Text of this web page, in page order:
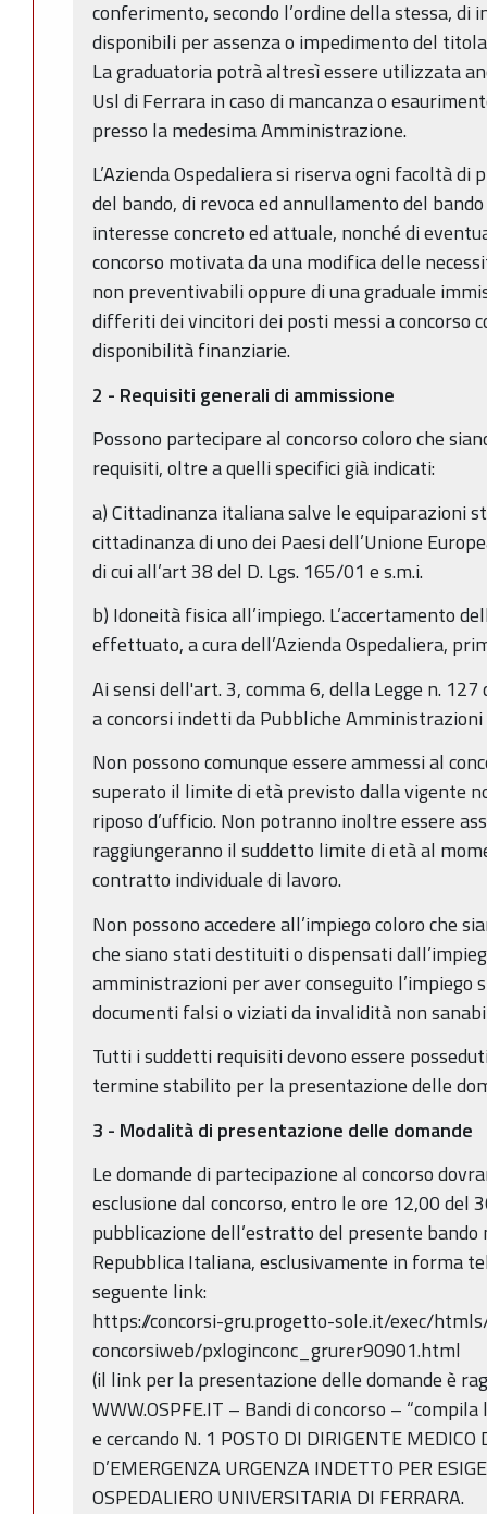
conferimento, secondo l’ordine della stessa, di
disponibili per assenza o impedimento del
La graduatoria potrà altresì essere utilizzata
Usl di Ferrara in caso di mancanza o
presso la medesima Amministrazione.
L’Azienda Ospedaliera si riserva ogni facoltà
del bando, di revoca ed annullamento del
interesse concreto ed attuale, nonché di
concorso motivata da una modifica delle
non preventivabili oppure di una graduale
differiti dei vincitori dei posti messi a concorso
disponibilità finanziarie.
2 - Requisiti generali di ammissione
Possono partecipare al concorso coloro che
requisiti, oltre a quelli specifici già indicati:
a) Cittadinanza italiana salve le equiparazioni
cittadinanza di uno dei Paesi dell’Unione
di cui all’art 38 del D. Lgs. 165/01 e s.m.i.
b) Idoneità fisica all’impiego. L’accertamento
effettuato, a cura dell’Azienda Ospedaliera,
Ai sensi dell'art. 3, comma 6, della Legge n.
a concorsi indetti da Pubbliche
Non possono comunque essere ammessi al
superato il limite di età previsto dalla vigente
riposo d’ufficio. Non potranno inoltre essere
raggiungeranno il suddetto limite di età al
contratto individuale di lavoro.
Non possono accedere all’impiego coloro che
che siano stati destituiti o dispensati
amministrazioni per aver conseguito l’impiego
documenti falsi o viziati da invalidità non
Tutti i suddetti requisiti devono essere
termine stabilito per la presentazione delle
3 - Modalità di presentazione delle domande
Le domande di partecipazione al concorso
esclusione dal concorso, entro le ore 12,00 del
pubblicazione dell’estratto del presente
Repubblica Italiana, esclusivamente in forma
seguente link:
https://concorsi-gru.progetto-sole.it/exec/
concorsiweb/pxloginconc_grurer90901.html
(il link per la presentazione delle domande è
WWW.OSPFE.IT – Bandi di concorso – “compila
e cercando N. 1 POSTO DI DIRIGENTE
D’EMERGENZA URGENZA INDETTO PER
OSPEDALIERO UNIVERSITARIA DI FERRARA.